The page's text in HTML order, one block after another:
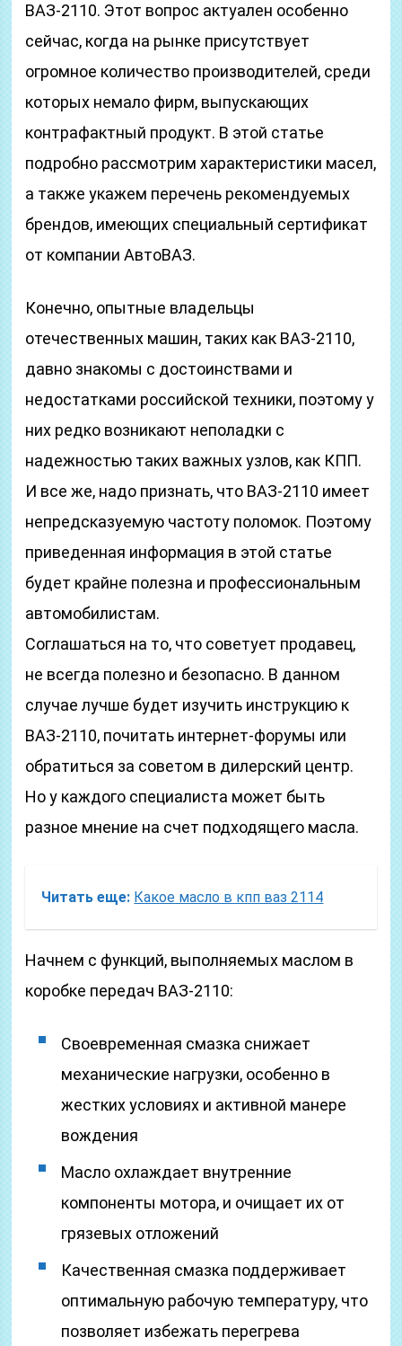
ВАЗ-2110. Этот вопрос актуален особенно
сейчас, когда на рынке присутствует
огромное количество производителей, среди
которых немало фирм, выпускающих
контрафактный продукт. В этой статье
подробно рассмотрим характеристики масел,
а также укажем перечень рекомендуемых
брендов, имеющих специальный сертификат
от компании АвтоВАЗ.
Конечно, опытные владельцы
отечественных машин, таких как ВАЗ-2110,
давно знакомы с достоинствами и
недостатками российской техники, поэтому у
них редко возникают неполадки с
надежностью таких важных узлов, как КПП.
И все же, надо признать, что ВАЗ-2110 имеет
непредсказуемую частоту поломок. Поэтому
приведенная информация в этой статье
будет крайне полезна и профессиональным
автомобилистам.
Соглашаться на то, что советует продавец,
не всегда полезно и безопасно. В данном
случае лучше будет изучить инструкцию к
ВАЗ-2110, почитать интернет-форумы или
обратиться за советом в дилерский центр.
Но у каждого специалиста может быть
разное мнение на счет подходящего масла.
Читать еще: Какое масло в кпп ваз 2114
Начнем с функций, выполняемых маслом в
коробке передач ВАЗ-2110:
Своевременная смазка снижает
механические нагрузки, особенно в
жестких условиях и активной манере
вождения
Масло охлаждает внутренние
компоненты мотора, и очищает их от
грязевых отложений
Качественная смазка поддерживает
оптимальную рабочую температуру, что
позволяет избежать перегрева